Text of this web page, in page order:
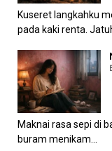
Kuseret langkahku
pada kaki renta.
Maknai rasa sepi di
buram menikam...